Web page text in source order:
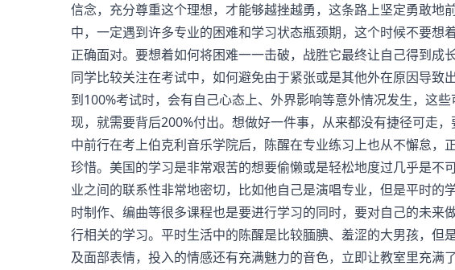
信念，充分尊重这个理想，才能够越挫越勇，这条路上坚定勇敢地
中，一定遇到许多专业的困难和学习状态瓶颈期，这个时候不要
正确面对。要想着如何将困难一一击破，战胜它最终让自己得到
同学比较关注在考试中，如何避免由于紧张或是其他外在原因导致
到100%考试时，会有自己心态上、外界影响等意外情况发生，这
现，就需要背后200%付出。想做好一件事，从来都没有捷径可走
中前行在考上伯克利音乐学院后，陈醒在专业练习上也从不懈怠
珍惜。美国的学习是非常艰苦的想要偷懒或是轻松地度过几乎是不
业之间的联系性非常地密切，比如他自己是演唱专业，但是平时
时制作、编曲等很多课程也是要进行学习的同时，要对自己的未
行相关的学习。平时生活中的陈醒是比较腼腆、羞涩的大男孩，
及面部表情，投入的情感还有充满魅力的音色，立即让教室里充